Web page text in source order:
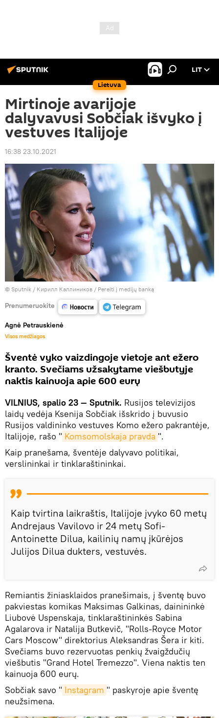
Lietuva
LIT
Mirtinoje avarijoje
dalyvavusi Sobčiak išvyko į
vestuves Italijoje
16:38 23.10.2021
© Sputnik / Кирилл Каллиников / Pereiti į medijų banką
Prenumeruokite
Agnė Petrauskienė
Visos medžiagos
Šventė vyko vaizdingoje vietoje ant ežero
kranto. Svečiams užsakytame viešbutyje
naktis kainuoja apie 600 eurų
VILNIUS, spalio 23 — Sputnik. Rusijos televizijos
laidų vedėja Ksenija Sobčiak išskrido į buvusio
Rusijos valdininko vestuves Komo ežero pakrantėje,
Italijoje, rašo " Komsomolskaja pravda ".
Kaip pranešama, šventėje dalyvavo politikai,
verslininkai ir tinklaraštininkai.
Kaip tvirtina laikraštis, Italijoje įvyko 60 metų
Andrejaus Vavilovo ir 24 metų Sofi-
Antoinette Dilua, kailinių namų įkūrėjos
Julijos Dilua dukters, vestuvės.
Remiantis žiniasklaidos pranešimais, į šventę buvo
pakviestas komikas Maksimas Galkinas, dainininkė
Liubovė Uspenskaja, tinklaraštininkės Sabina
Agalarova ir Natalija Butkevič, "Rolls-Royce Motor
Cars Moscow" direktorius Aleksandras Šera ir kiti.
Svečiams buvo rezervuotas penkių žvaigždučių
viešbutis "Grand Hotel Tremezzo". Viena naktis ten
kainuoja 600 eurų.
Sobčiak savo " Instagram " paskyroje apie šventę
neužsimena.